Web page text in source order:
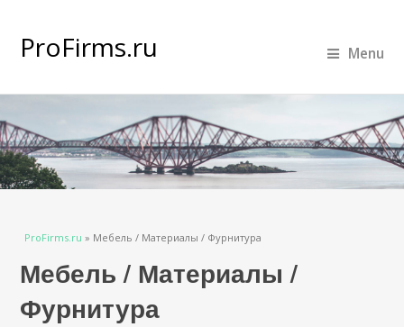
ProFirms.ru Menu
Вы здесь
ProFirms.ru » Мебель / Материалы / Фурнитура
Мебель / Материалы /
Фурнитура